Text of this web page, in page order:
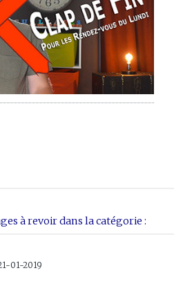
à revoir dans la catégorie :
01-2019